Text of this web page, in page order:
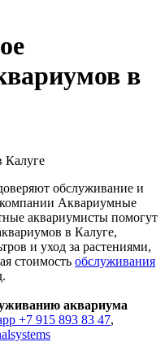
в
Калуге
обслуживание и
компании Аквариумные
аквариумисты помогут
в Калуге,
и уход за растениями,
стоимость обслуживания
аквариума
+7 915 893 83 47,